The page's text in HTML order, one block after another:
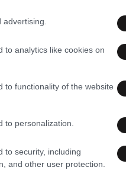
to analytics like cookies on
to functionality of the website
to personalization.
to security, including
and other user protection.